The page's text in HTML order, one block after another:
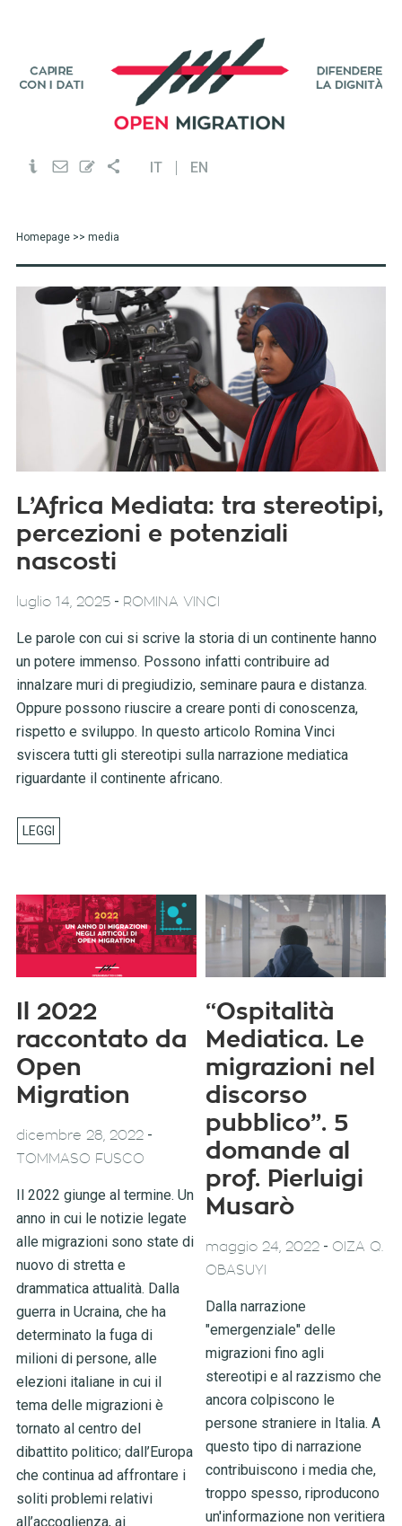
IT EN
Homepage>> media
L’Africa Mediata: tra stereotipi,
percezioni e potenziali
nascosti
luglio 14, 2025- ROMINA VINCI
Le parole con cui si scrive la storia di un continente hanno
un potere immenso. Possono infatti contribuire ad
innalzare muri di pregiudizio, seminare paura e distanza.
Oppure possono riuscire a creare ponti di conoscenza,
rispetto e sviluppo. In questo articolo Romina Vinci
sviscera tutti gli stereotipi sulla narrazione mediatica
riguardante il continente africano.
Il 2022
raccontato da
Open
Migration
dicembre 28, 2022-
TOMMASO FUSCO
Il 2022 giunge al termine. Un
anno in cui le notizie legate
alle migrazioni sono state di
nuovo di stretta e
drammatica attualità. Dalla
guerra in Ucraina, che ha
determinato la fuga di
milioni di persone, alle
elezioni italiane in cui il
tema delle migrazioni è
tornato al centro del
dibattito politico; dall’Europa
che continua ad affrontare i
soliti problemi relativi
all’accoglienza, ai
“Ospitalità
Mediatica. Le
migrazioni nel
discorso
pubblico”. 5
domande al
prof. Pierluigi
Musarò
maggio 24, 2022 - OIZA Q.
OBASUYI
Dalla narrazione
"emergenziale" delle
migrazioni fino agli
stereotipi e al razzismo che
ancora colpiscono le
persone straniere in Italia. A
questo tipo di narrazione
contribuiscono i media che,
troppo spesso, riproducono
un'informazione non veritiera